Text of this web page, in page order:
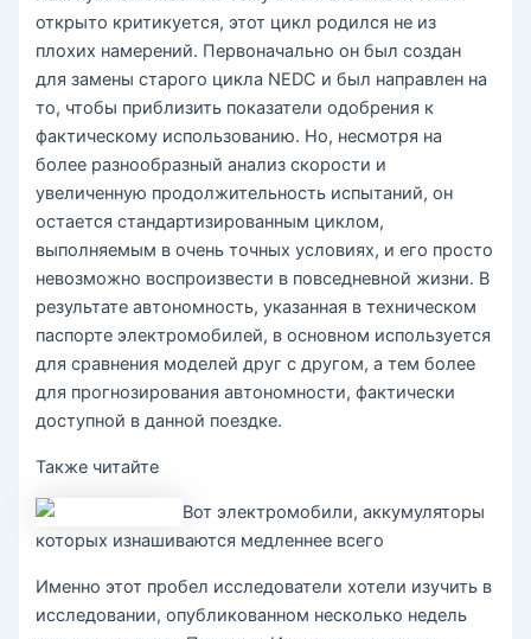
открыто критикуется, этот цикл родился не из
плохих намерений. Первоначально он был создан
для замены старого цикла NEDC и был направлен на
то, чтобы приблизить показатели одобрения к
фактическому использованию. Но, несмотря на
более разнообразный анализ скорости и
увеличенную продолжительность испытаний, он
остается стандартизированным циклом,
выполняемым в очень точных условиях, и его просто
невозможно воспроизвести в повседневной жизни. В
результате автономность, указанная в техническом
паспорте электромобилей, в основном используется
для сравнения моделей друг с другом, а тем более
для прогнозирования автономности, фактически
доступной в данной поездке.
Также читайте
Вот электромобили, аккумуляторы
которых изнашиваются медленнее всего
Именно этот пробел исследователи хотели изучить в
исследовании, опубликованном несколько недель